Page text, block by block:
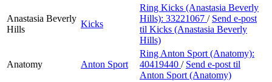
Anastasia Beverly
Hills
Kicks
Ring Kicks (Anastasia Beverly
Hills): 33221067 / Send e-post
til Kicks (Anastasia Beverly
Hills)
Anatomy Anton Sport
Ring Anton Sport (Anatomy):
40419440 / Send e-post til
Anton Sport (Anatomy)